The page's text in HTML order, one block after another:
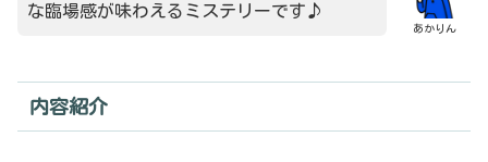
あかりん
な臨場感が味わえるミステリーです♪
内容紹介